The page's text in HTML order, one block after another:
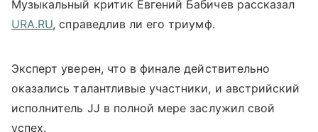
Музыкальный критик Евгений Бабичев рассказал
URA.RU, справедлив ли его триумф.
Эксперт уверен, что в финале действительно
оказались талантливые участники, и австрийский
исполнитель JJ в полной мере заслужил свой
успех.